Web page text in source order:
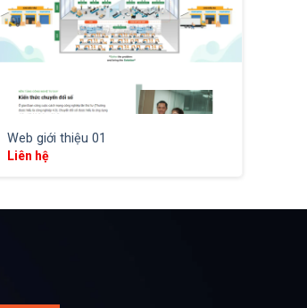
Web giới thiệu 01
Liên hệ